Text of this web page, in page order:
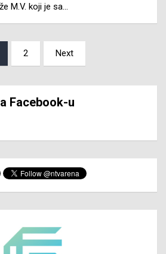
M.V. koji je sa…
2 Next
Facebook-u